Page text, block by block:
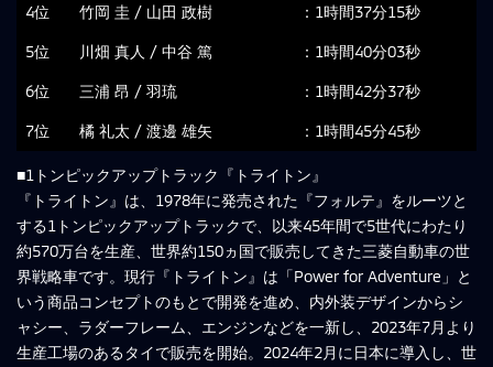
4位 竹岡 圭 / 山田 政樹 ：1時間37分15秒
5位 川畑 真人 / 中谷 篤 ：1時間40分03秒
6位 三浦 昂 / 羽琉 ：1時間42分37秒
7位 橘 礼太 / 渡邊 雄矢 ：1時間45分45秒
■1トンピックアップトラック『トライトン』
『トライトン』は、1978年に発売された『フォルテ』をルーツと
する1トンピックアップトラックで、以来45年間で5世代にわたり
約570万台を生産、世界約150ヵ国で販売してきた三菱自動車の世
界戦略車です。現行『トライトン』は「Power for Adventure」と
いう商品コンセプトのもとで開発を進め、内外装デザインからシ
ャシー、ラダーフレーム、エンジンなどを一新し、2023年7月より
生産工場のあるタイで販売を開始。2024年2月に日本に導入し、世